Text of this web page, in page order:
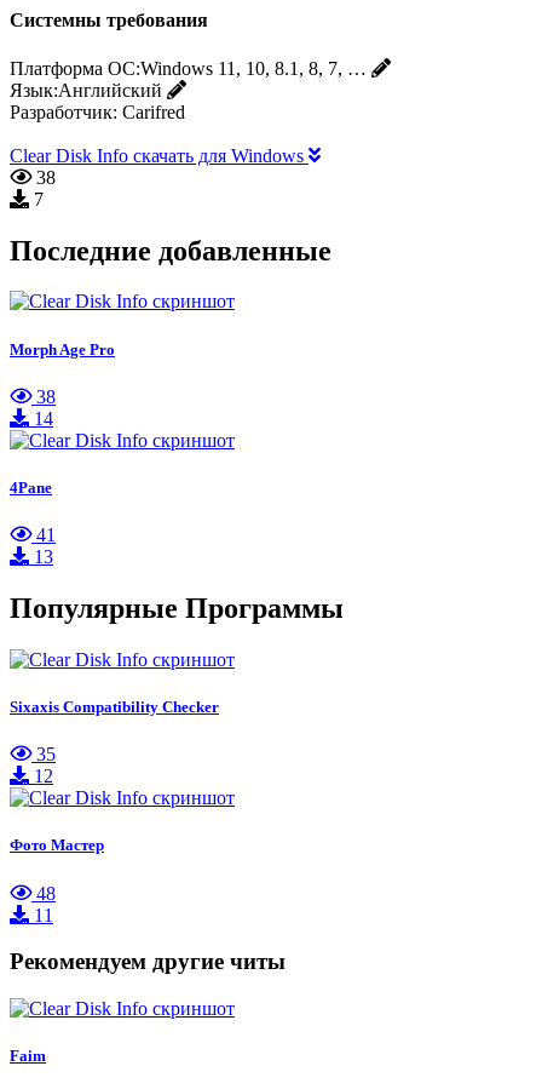
Системны требования
Платформа ОС:Windows 11, 10, 8.1, 8, 7, …
Язык:Английский
Разработчик: Carifred
Clear Disk Info скачать для Windows
38
7
Последние добавленные
Morph Age Pro
38
14
4Pane
41
13
Популярные Программы
Sixaxis Compatibility Checker
35
12
Фото Мастер
48
11
Рекомендуем другие читы
Faim